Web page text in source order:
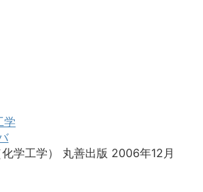
学
学工学） 丸善出版 2006年12月